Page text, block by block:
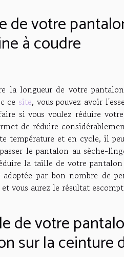
de votre
à coudre
la longueur de votre
ce site, vous pouvez avoir
si vous voulez réduire
de réduire
température et en cycle, il
le pantalon au sèche-
la taille de votre
par bon nombre de
vous aurez le résultat
de votre
sur la ceinture